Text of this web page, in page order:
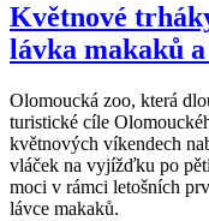
Květnové
lávka makaků
Olomoucká zoo, která
turistické cíle
květnových víkendech
vláček na vyjížďku po
moci v rámci letošních
lávce makaků.